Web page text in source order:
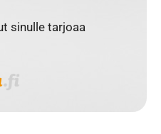
sinulle tarjoaa